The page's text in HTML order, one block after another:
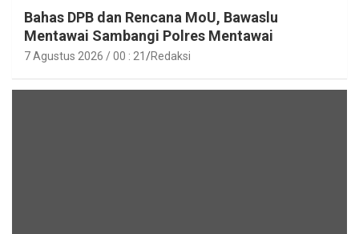
Bahas DPB dan Rencana MoU, Bawaslu
Mentawai Sambangi Polres Mentawai
7 Agustus 2026 / 00 : 21 Redaksi